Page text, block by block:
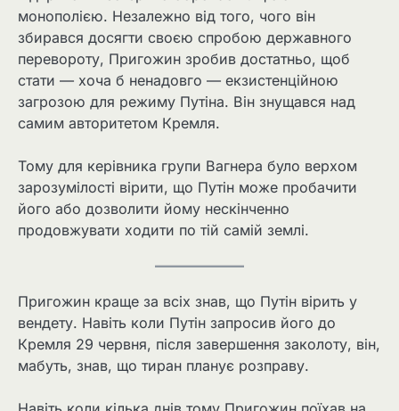
монополією. Незалежно від того, чого він
збирався досягти своєю спробою державного
перевороту, Пригожин зробив достатньо, щоб
стати — хоча б ненадовго — екзистенційною
загрозою для режиму Путіна. Він знущався над
самим авторитетом Кремля.
Тому для керівника групи Вагнера було верхом
зарозумілості вірити, що Путін може пробачити
його або дозволити йому нескінченно
продовжувати ходити по тій самій землі.
Пригожин краще за всіх знав, що Путін вірить у
вендету. Навіть коли Путін запросив його до
Кремля 29 червня, після завершення заколоту, він,
мабуть, знав, що тиран планує розправу.